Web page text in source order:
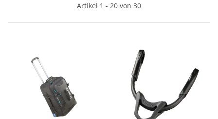
Artikel 1 - 20 von 30